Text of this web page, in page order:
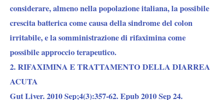
considerare, almeno nella popolazione italiana, la possibile
crescita batterica come causa della sindrome del colon
irritabile, e la somministrazione di rifaximina come
possibile approccio terapeutico.
2. RIFAXIMINA E TRATTAMENTO DELLA DIARREA
ACUTA
Gut Liver. 2010 Sep;4(3):357-62. Epub 2010 Sep 24.